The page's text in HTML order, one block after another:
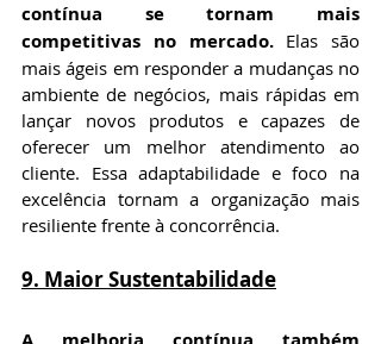
contínua se tornam mais
competitivas no mercado. Elas são
mais ágeis em responder a mudanças no
ambiente de negócios, mais rápidas em
lançar novos produtos e capazes de
oferecer um melhor atendimento ao
cliente. Essa adaptabilidade e foco na
excelência tornam a organização mais
resiliente frente à concorrência.
9. Maior Sustentabilidade